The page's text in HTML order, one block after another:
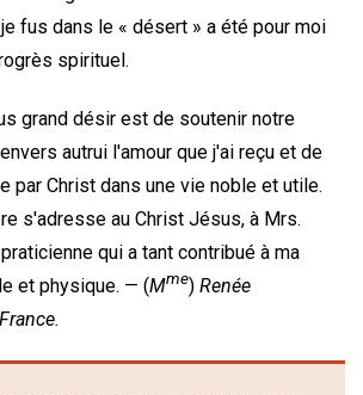
fus dans le « désert » a été pour moi
spirituel.
grand désir est de soutenir notre
autrui l'amour que j'ai reçu et de
par Christ dans une vie noble et utile.
s'adresse au Christ Jésus, à Mrs.
qui a tant contribué à ma
et physique. — (Mme) Renée